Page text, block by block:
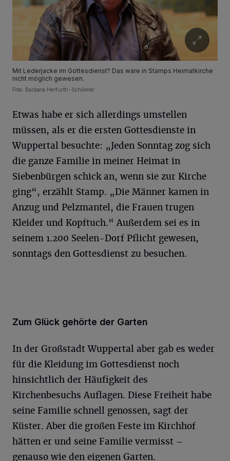
Mit Lederjacke im Gottesdienst? Das wäre in Stamps Heimatkirche
nicht möglich gewesen.
Foto: Barbara Herfurth-Schlömer
Etwas habe er sich allerdings umstellen
müssen, als er die ersten Gottesdienste in
Wuppertal besuchte: „Jeden Sonntag zog sich
die ganze Familie in meiner Heimat in
Siebenbürgen schick an, wenn sie zur Kirche
ging“, erzählt Stamp. „Die Männer kamen in
Anzug und Pelzmantel, die Frauen trugen
Kleider und Kopftuch.“ Außerdem sei es in
seinem 1.200 Seelen-Dorf Pflicht gewesen,
sonntags den Gottesdienst zu besuchen.
Zum Glück gehörte der Garten
In der Großstadt Wuppertal aber gab es weder
für die Kleidung im Gottesdienst noch
hinsichtlich der Häufigkeit des
Kirchenbesuchs Auflagen. Diese Freiheit habe
seine Familie schnell genossen, sagt der
Küster. Aber die großen Feste im Kirchhof
hätten er und seine Familie vermisst –
genauso wie den eigenen Garten.